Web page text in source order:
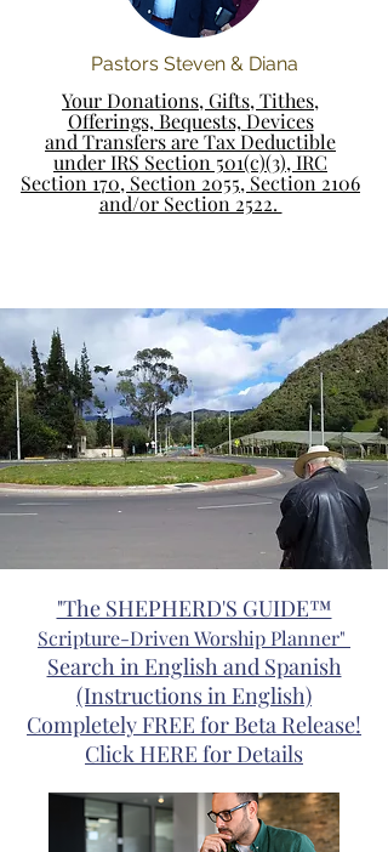
Pastors Steven & Diana
Your Donations, Gifts, Tithes,
Offerings, Bequests, Devices
and Transfers are Tax Deductible
under IRS Section 501(c)(3), IRC
Section 170, Section 2055, Section 2106
and/or Section 2522.
"The SHEPHERD'S GUIDE™
Scripture-Driven Worship Planner"
Search in English and Spanish
(Instructions in English)
Completely FREE for Beta Release!
Click HERE for Details